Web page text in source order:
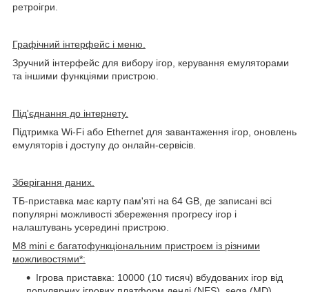
ретроігри.
Графічний інтерфейс і меню.
Зручний інтерфейс для вибору ігор, керування емуляторами
та іншими функціями пристрою.
Під'єднання до інтернету.
Підтримка Wi-Fi або Ethernet для завантаження ігор, оновлень
емуляторів і доступу до онлайн-сервісів.
Зберігання даних.
ТБ-приставка має карту пам'яті на 64 GB, де записані всі
популярні можливості збереження прогресу ігор і
налаштувань усередині пристрою.
M8 mini є багатофункціональним пристроєм із різними
можливостями*:
Ігрова приставка: 10000 (10 тисяч) вбудованих ігор від